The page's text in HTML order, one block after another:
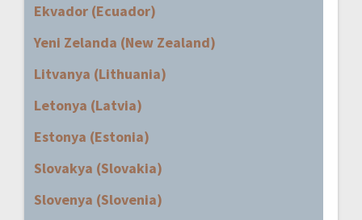
Ekvador (Ecuador)
Yeni Zelanda (New Zealand)
Litvanya (Lithuania)
Letonya (Latvia)
Estonya (Estonia)
Slovakya (Slovakia)
Slovenya (Slovenia)